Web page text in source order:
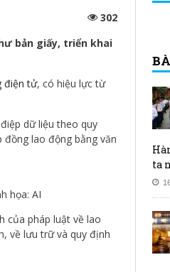
302
bản giấy, triển khai
điện tử, có hiệu lực từ
dữ liệu theo quy
đồng lao động bằng văn
họa: AI
của pháp luật về lao
về lưu trữ và quy định
ta
16